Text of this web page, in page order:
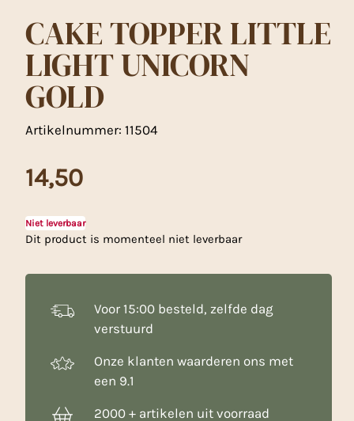
CAKE TOPPER LITTLE
LIGHT UNICORN
GOLD
Artikelnummer: 11504
14,50
Niet leverbaar
Dit product is momenteel niet leverbaar
Let op!
Voor 15:00 besteld, zelfde dag
verstuurd
Onze klanten waarderen ons met
een 9.1
2000 + artikelen uit voorraad